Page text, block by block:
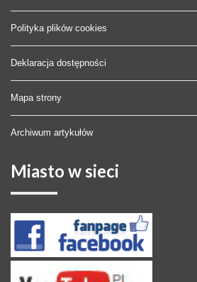
Polityka plików cookies
Deklaracja dostępności
Mapa strony
Archiwum artykułów
Miasto w sieci